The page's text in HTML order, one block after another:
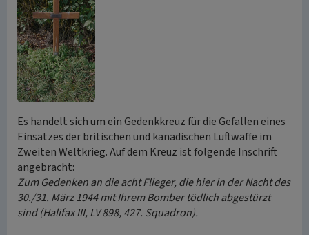
Es handelt sich um ein Gedenkkreuz für die Gefallen eines
Einsatzes der britischen und kanadischen Luftwaffe im
Zweiten Weltkrieg. Auf dem Kreuz ist folgende Inschrift
angebracht:
Zum Gedenken an die acht Flieger, die hier in der Nacht des
30./31. März 1944 mit Ihrem Bomber tödlich abgestürzt
sind (Halifax III, LV 898, 427. Squadron).